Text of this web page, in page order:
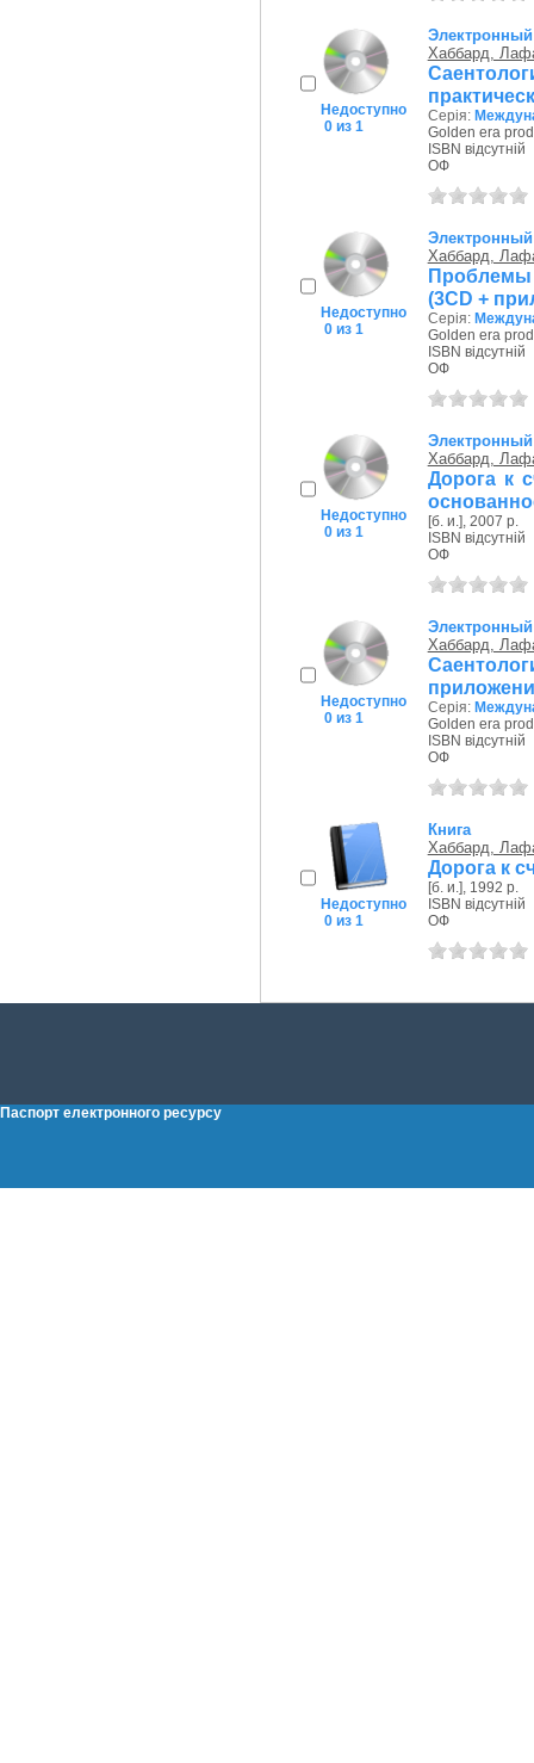
Недоступно
0 из 1
Электронный
Хаббард,
Серія:
Golden era
ISBN відсутній
ОФ
Недоступно
0 из 1
Электронный
Хаббард,
Проблемы
(3CD +
Серія:
Golden era
ISBN відсутній
ОФ
Недоступно
0 из 1
Электронный
Хаббард,
Дорога к
[б. и.], 2007 р.
ISBN відсутній
ОФ
Недоступно
0 из 1
Электронный
Хаббард,
Серія:
Golden era
ISBN відсутній
ОФ
Недоступно
0 из 1
Книга
Хаббард,
Дорога к
[б. и.], 1992 р.
ISBN відсутній
ОФ
Паспорт електронного ресурсу